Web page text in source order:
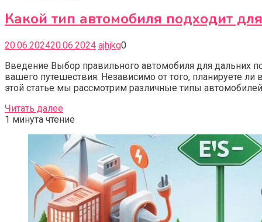
Какой тип автомобиля подходит
20.06.202420.06.2024 ajhjkg0
Введение Выбор правильного автомобиля для дальних
вашего путешествия. Независимо от того, планируете
этой статье мы рассмотрим различные типы
Читать далее
1 минута чтение